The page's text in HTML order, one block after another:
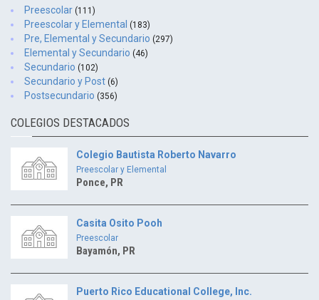
Preescolar (111)
Preescolar y Elemental (183)
Pre, Elemental y Secundario (297)
Elemental y Secundario (46)
Secundario (102)
Secundario y Post (6)
Postsecundario (356)
COLEGIOS DESTACADOS
Colegio Bautista Roberto Navarro
Preescolar y Elemental
Ponce, PR
Casita Osito Pooh
Preescolar
Bayamón, PR
Puerto Rico Educational College, Inc.